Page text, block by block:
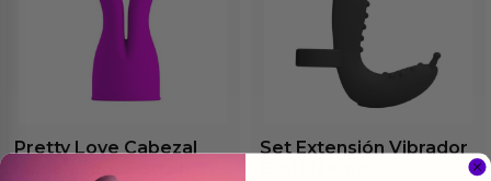
Pretty Love Cabezal
Set Extensión Vibrador